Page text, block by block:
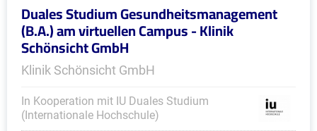
Duales Studium Gesundheitsmanagement
(B.A.) am virtuellen Campus - Klinik
Schönsicht GmbH
Klinik Schönsicht GmbH
In Kooperation mit IU Duales Studium
(Internationale Hochschule)